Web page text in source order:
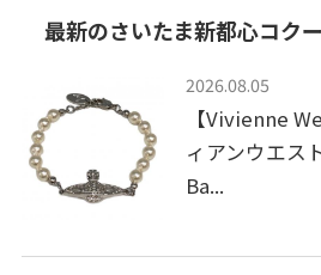
最新のさいたま新都心コク
2026.08.05
【Vivienne
ィアンウエス
Ba...